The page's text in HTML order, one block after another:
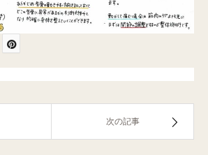
次の記事